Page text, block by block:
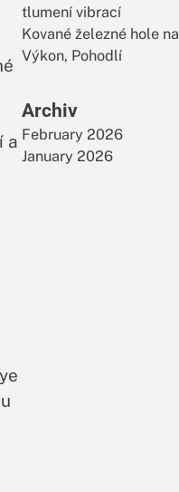
a
tlumení vibrací
Kované železné hole
Výkon, Pohodlí
Archiv
February 2026
January 2026